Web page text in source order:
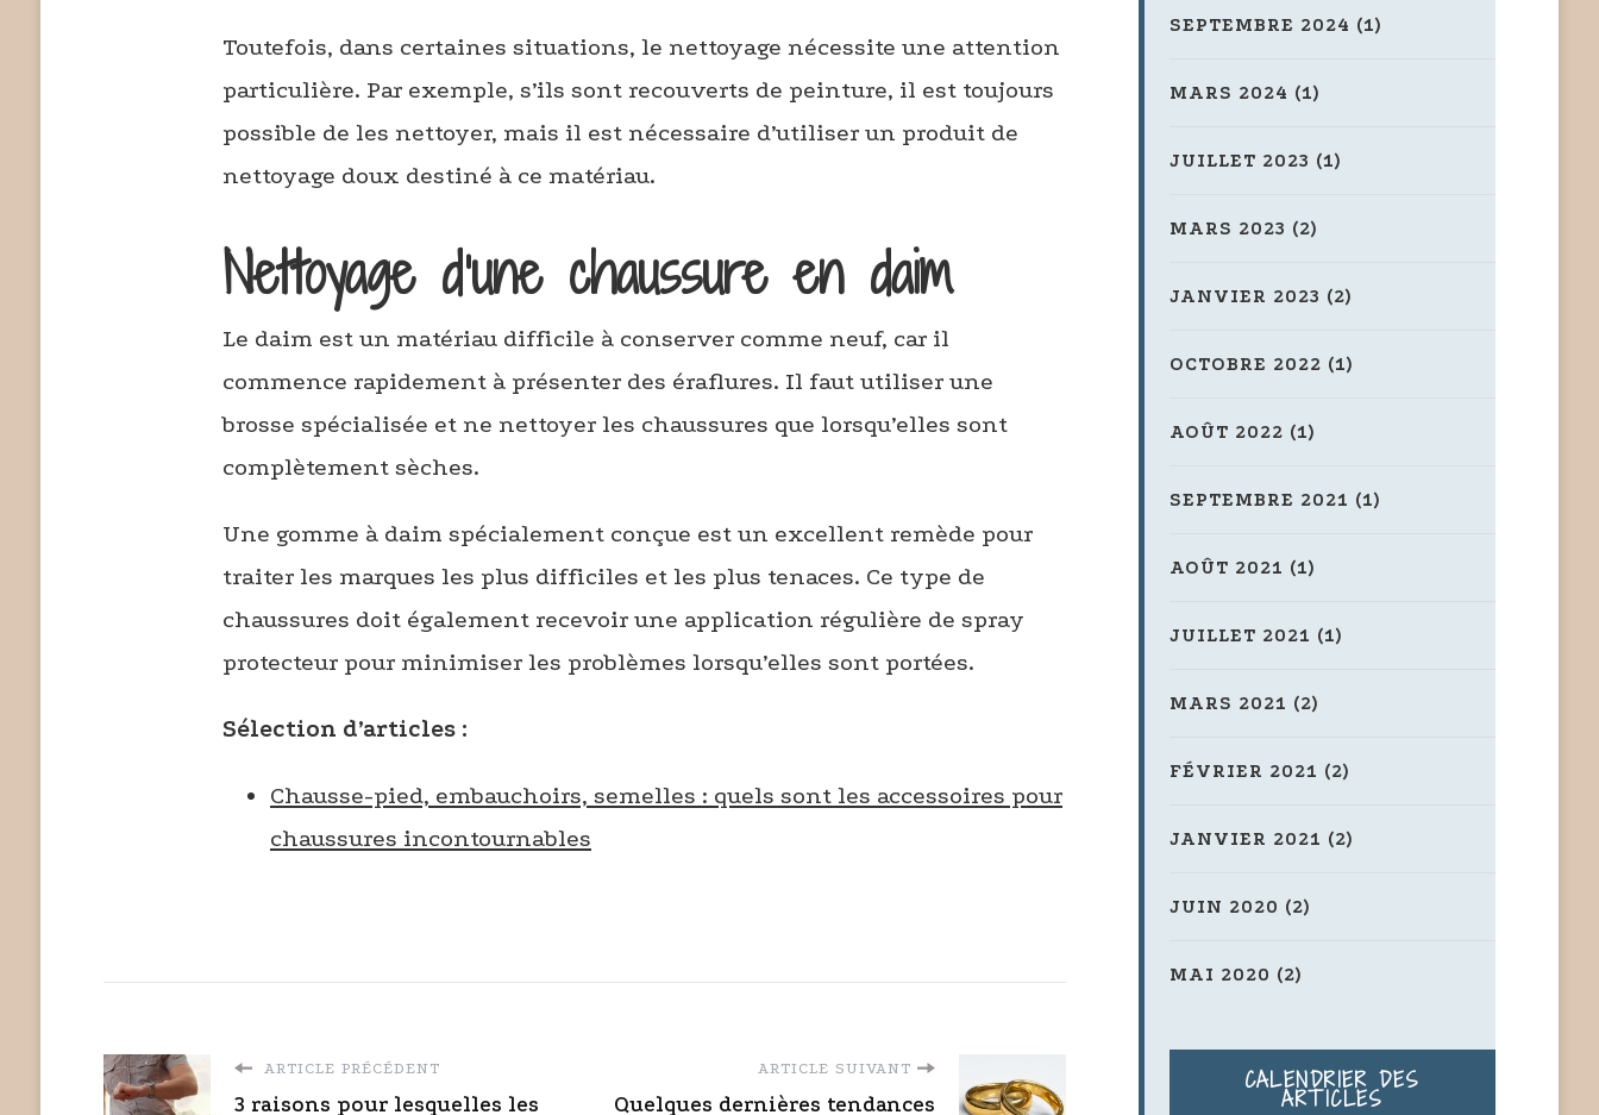
Toutefois, dans certaines situations, le nettoyage nécessite une attention
particulière. Par exemple, s’ils sont recouverts de peinture, il est toujours
possible de les nettoyer, mais il est nécessaire d’utiliser un produit de
nettoyage doux destiné à ce matériau.
Nettoyage d’une chaussure en daim
Le daim est un matériau difficile à conserver comme neuf, car il
commence rapidement à présenter des éraflures. Il faut utiliser une
brosse spécialisée et ne nettoyer les chaussures que lorsqu’elles sont
complètement sèches.
Une gomme à daim spécialement conçue est un excellent remède pour
traiter les marques les plus difficiles et les plus tenaces. Ce type de
chaussures doit également recevoir une application régulière de spray
protecteur pour minimiser les problèmes lorsqu’elles sont portées.
Sélection d’articles :
Chausse-pied, embauchoirs, semelles : quels sont les accessoires pour
chaussures incontournables
ARTICLE PRÉCÉDENT
3 raisons pour lesquelles les
ARTICLE SUIVANT
Quelques dernières tendances
SEPTEMBRE 2024 (1)
MARS 2024 (1)
JUILLET 2023 (1)
MARS 2023 (2)
JANVIER 2023 (2)
OCTOBRE 2022 (1)
AOÛT 2022 (1)
SEPTEMBRE 2021 (1)
AOÛT 2021 (1)
JUILLET 2021 (1)
MARS 2021 (2)
FÉVRIER 2021 (2)
JANVIER 2021 (2)
JUIN 2020 (2)
MAI 2020 (2)
CALENDRIER DES
ARTICLES